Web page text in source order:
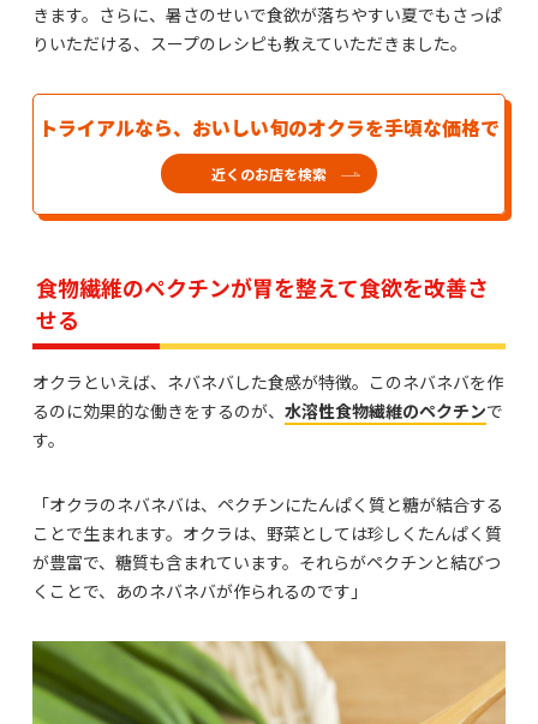
きます。さらに、暑さのせいで食欲が落ちやすい夏でもさっぱ
りいただける、スープのレシピも教えていただきました。
トライアルなら、おいしい旬のオクラを手頃な価格で
近くのお店を検索
食物繊維のペクチンが胃を整えて食欲を改善さ
せる
オクラといえば、ネバネバした食感が特徴。このネバネバを作
るのに効果的な働きをするのが、 水溶性食物繊維のペクチンで
す。
「オクラのネバネバは、ペクチンにたんぱく質と糖が結合する
ことで生まれます。オクラは、野菜としては珍しくたんぱく質
が豊富で、糖質も含まれています。それらがペクチンと結びつ
くことで、あのネバネバが作られるのです」